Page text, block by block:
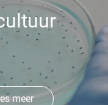
of
meer